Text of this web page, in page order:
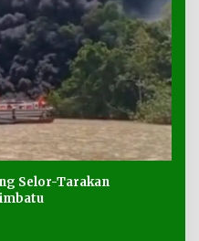
Selor-Tarakan